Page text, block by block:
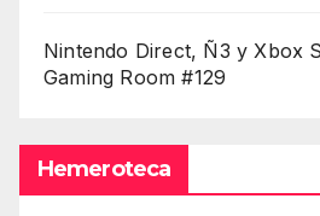
Nintendo Direct, Ñ3 y Xbox
Gaming Room #129
Hemeroteca